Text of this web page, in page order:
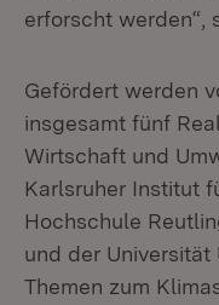
erforscht werden“,
Gefördert werden
insgesamt fünf
Wirtschaft und
Karlsruher Institut
Hochschule
und der
Themen zum